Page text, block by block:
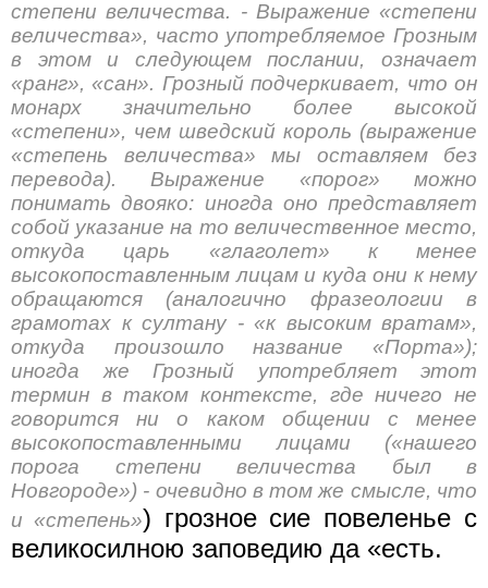
степени величества. - Выражение «степени
величества», часто употребляемое Грозным
в этом и следующем послании, означает
«ранг», «сан». Грозный подчеркивает, что он
монарх значительно более высокой
«степени», чем шведский король (выражение
«степень величества» мы оставляем без
перевода). Выражение «порог» можно
понимать двояко: иногда оно представляет
собой указание на то величественное место,
откуда царь «глаголет» к менее
высокопоставленным лицам и куда они к нему
обращаются (аналогично фразеологии в
грамотах к султану - «к высоким вратам»,
откуда произошло название «Порта»);
иногда же Грозный употребляет этот
термин в таком контексте, где ничего не
говорится ни о каком общении с менее
высокопоставленными лицами («нашего
порога степени величества был в
Новгороде») - очевидно в том же смысле, что
и «степень») грозное сие повеленье с
великосилною заповедию да «есть.